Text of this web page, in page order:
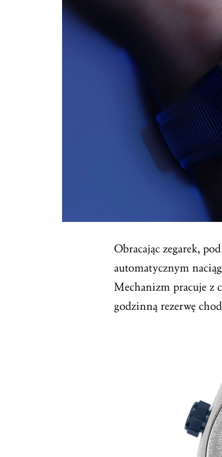
Obracając zegarek,
automatycznym
Mechanizm pracuje z
godzinną rezerwę